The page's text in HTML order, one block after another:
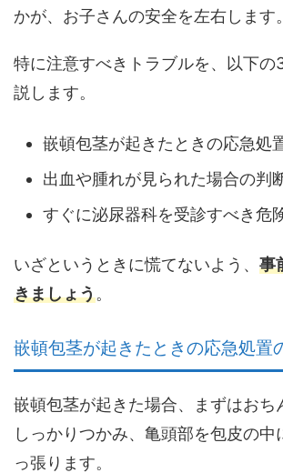
かが、お子さんの安全を左右します。
特に注意すべきトラブルを、以下の
説します。
嵌頓包茎が起きたときの応急処
出血や腫れが見られた場合の判
すぐに泌尿器科を受診すべき危
いざというときに慌てないよう、 事
きましょう。
嵌頓包茎が起きたときの応急処置
嵌頓包茎が起きた場合、まずはおち
しっかりつかみ、亀頭部を包皮の中
っ張ります。